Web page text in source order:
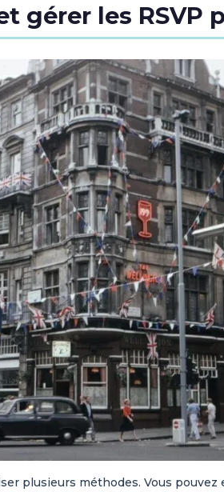
gérer les RSVP
plusieurs méthodes. Vous